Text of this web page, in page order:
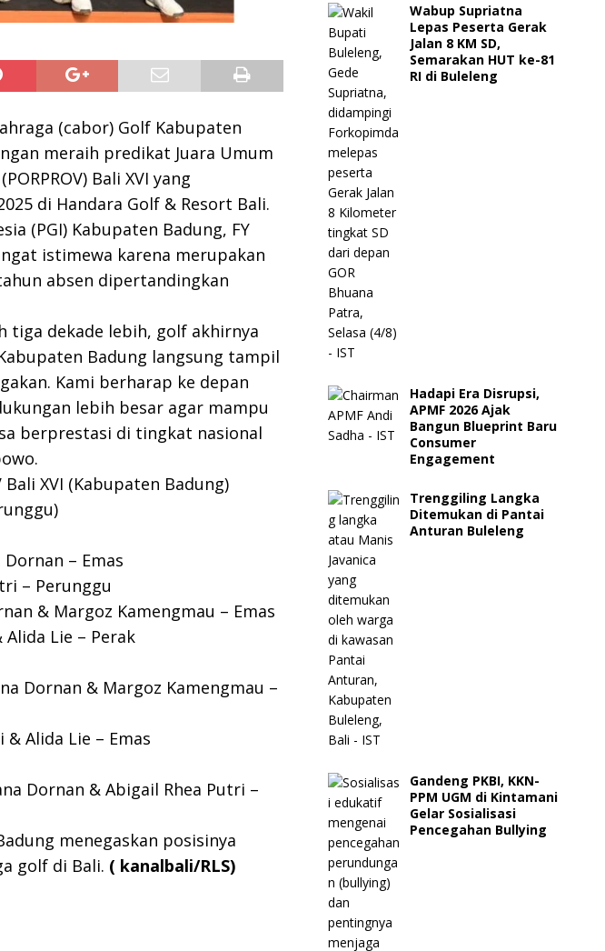
(cabor) Golf Kabupaten
meraih predikat Juara Umum
Bali XVI yang
di Handara Golf & Resort Bali.
(PGI) Kabupaten Badung, FY
istimewa karena merupakan
absen dipertandingkan
tiga dekade lebih, golf akhirnya
Badung langsung tampil
Kami berharap ke depan
lebih besar agar mampu
berprestasi di tingkat nasional
Bali XVI (Kabupaten Badung)
– Emas
– Perunggu
& Margoz Kamengmau – Emas
Lie – Perak
Dornan & Margoz Kamengmau –
Alida Lie – Emas
Dornan & Abigail Rhea Putri –
menegaskan posisinya
golf di Bali. ( kanalbali/RLS)
Wabup Supriatna
Lepas Peserta Gerak
Jalan 8 KM SD,
Semarakan HUT ke-81
RI di Buleleng
Hadapi Era Disrupsi,
APMF 2026 Ajak
Bangun Blueprint Baru
Consumer
Engagement
Trenggiling Langka
Ditemukan di Pantai
Anturan Buleleng
Gandeng PKBI, KKN-
PPM UGM di Kintamani
Gelar Sosialisasi
Pencegahan Bullying